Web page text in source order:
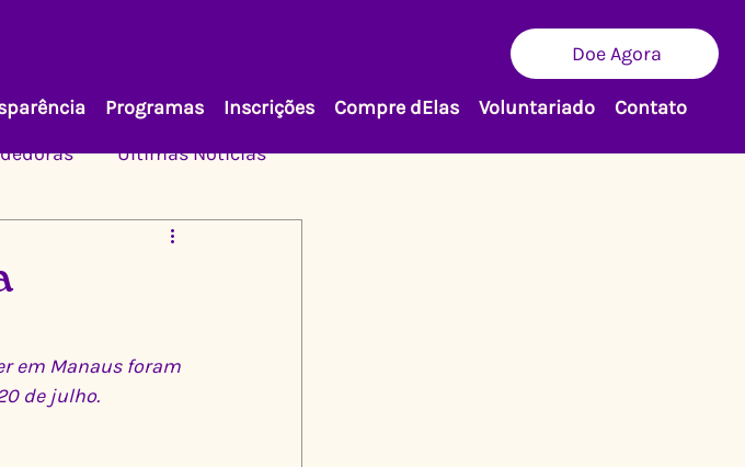
Doe Agora
Programas Inscrições Compre dElas Voluntariado
Contato
Últimas Notícias
em Manaus foram
de julho.